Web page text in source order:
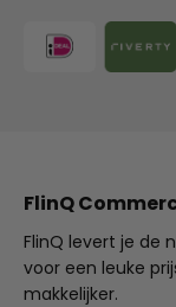
FlinQ
FlinQ levert je de
voor een leuke
makkelijker.